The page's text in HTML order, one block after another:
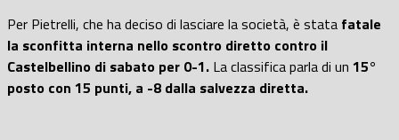
Per Pietrelli, che ha deciso di lasciare la società, è stata fatale
la sconfitta interna nello scontro diretto contro il
Castelbellino di sabato per 0-1. La classifica parla di un 15°
posto con 15 punti, a -8 dalla salvezza diretta.